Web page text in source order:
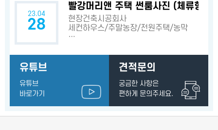
23.04
28
빨강머리앤 주택 썬룸사진 (체류형쉼
현장건축시공회사
세컨하우스/주말농장/전원주택/농막
…
유튜브
유튜브
바로가기
견적문의
궁금한 사항은
편하게 문의주세요.